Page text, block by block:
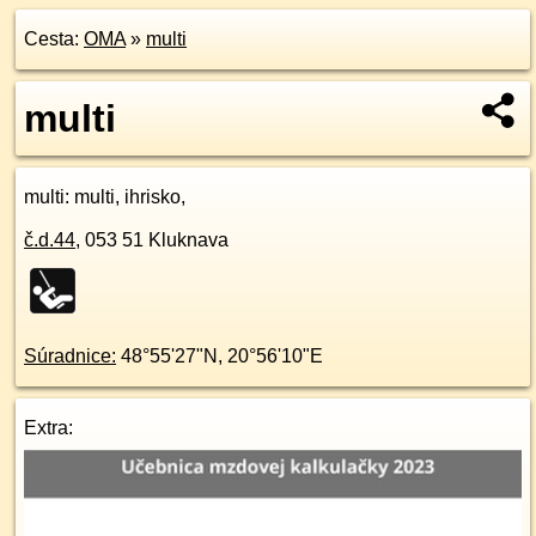
Cesta: OMA» multi
multi
multi: multi, ihrisko,
č.d.44, 053 51 Kluknava
Súradnice: 48°55'27"N , 20°56'10"E
Extra: